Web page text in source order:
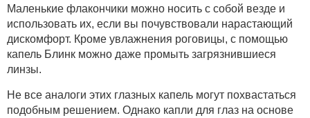
Маленькие флакончики можно носить с собой везде и
использовать их, если вы почувствовали нарастающий
дискомфорт. Кроме увлажнения роговицы, с помощью
капель Блинк можно даже промыть загрязнившиеся
линзы.
Не все аналоги этих глазных капель могут похвастаться
подобным решением. Однако капли для глаз на основе